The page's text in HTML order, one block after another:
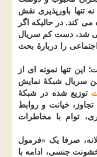
تنها باورپذیری نقش
کند. در حالیکه اگر
می شد، دست کم سریال
را دربارهٔ بحث
تنها نمونه ای از
سریال شبکهٔ نمایش
توزیع شده در شبکهٔ
خیانت و روابط
توام با مخاطرات
صرفا یک «فرمول
جنسی، ادامه با